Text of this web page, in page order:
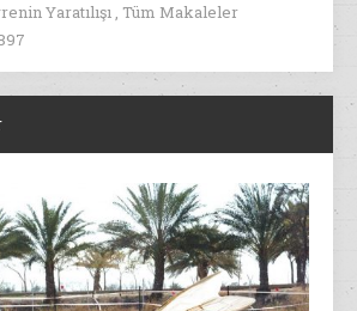
Yaratılışı , Tüm Makaleler